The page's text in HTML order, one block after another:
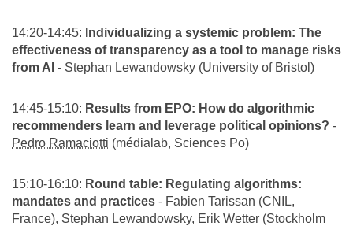
14:20-14:45: Individualizing a systemic problem: The
effectiveness of transparency as a tool to manage risks
from AI - Stephan Lewandowsky (University of Bristol)
14:45-15:10: Results from EPO: How do algorithmic
recommenders learn and leverage political opinions? -
Pedro Ramaciotti (médialab, Sciences Po)
15:10-16:10: Round table: Regulating algorithms:
mandates and practices - Fabien Tarissan (CNIL,
France), Stephan Lewandowsky, Erik Wetter (Stockholm